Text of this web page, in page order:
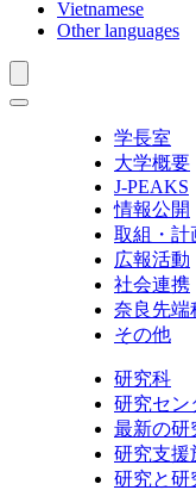
Vietnamese
Other languages
学長室
大学概要
J-PEAKS
情報公開
取組・計
広報活動
社会連携
奈良先端
その他
研究科
研究セン
最新の研
研究支援
研究と研